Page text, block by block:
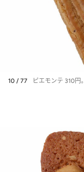
10 / 77 ピエモンテ 310円。